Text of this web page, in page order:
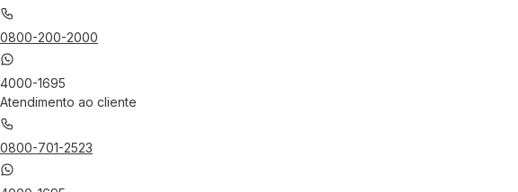
0800-200-2000
4000-1695
Atendimento ao cliente
0800-701-2523